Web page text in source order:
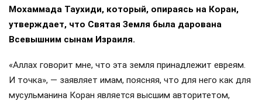
Мохаммада Таухиди, который, опираясь на Коран,
утверждает, что Святая Земля была дарована
Всевышним сынам Израиля.
«Аллах говорит мне, что эта земля принадлежит евреям.
И точка», — заявляет имам, поясняя, что для него как для
мусульманина Коран является высшим авторитетом,